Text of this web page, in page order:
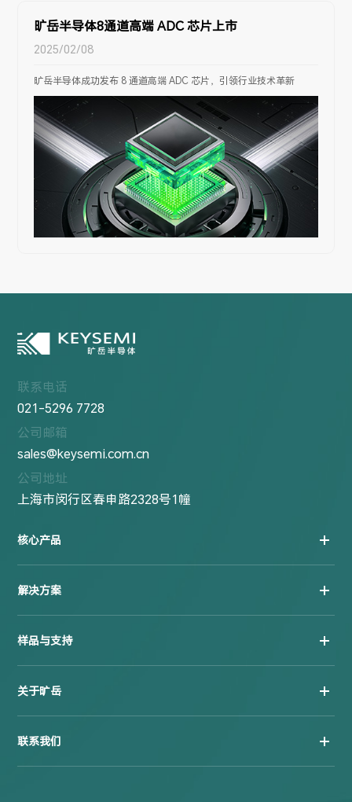
旷岳半导体8通道高端 ADC 芯片上市
2025/02/08
旷岳半导体成功发布 8 通道高端 ADC 芯片，引领行业技术革新
联系电话
021-5296 7728
公司邮箱
sales@keysemi.com.cn
公司地址
上海市闵行区春申路2328号1幢
核心产品
解决方案
样品与支持
关于旷岳
联系我们